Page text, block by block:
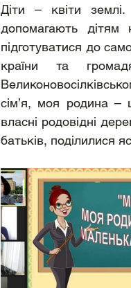
Діти – квіти
допомагають дітям
підготуватися до
країни та
сім’я, моя родина –
власні родовідні
батьків, поділилися